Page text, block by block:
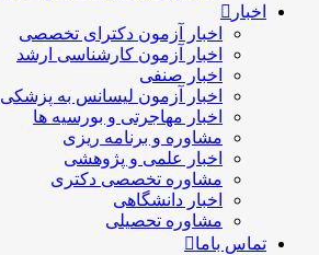
اخبار
اخبار آزمون دکترای تخصصی
اخبار آزمون کارشناسی ارشد
اخبار صنفی
اخبار آزمون لیسانس به پزشکی
اخبار مهاجرتی و بورسیه ها
مشاوره و برنامه ریزی
اخبار علمی و پژوهشی
مشاوره تخصصی دکتری
اخبار دانشگاهی
مشاوره تحصیلی
تماس باما